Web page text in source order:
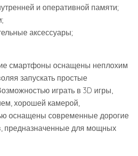
и оперативной памяти;
аксессуары;
смартфоны оснащены неплохим
запускать простые
играть в 3D игры,
хорошей камерой,
оснащены современные дорогие
предназначенные для мощных